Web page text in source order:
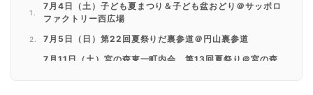
7月4日（土）子ども夏まつり＆子ども盆おどり＠サッポロ
ファクトリー西広場
7月5日（日）第22回夏祭りだ裏参道＠円山裏参道
7月11日（土）宮の森東一町内会 第13回夏祭り＠宮の森